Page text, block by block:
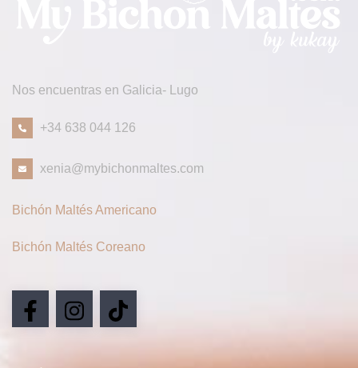
Nos encuentras en Galicia- Lugo
+34 638 044 126
xenia@mybichonmaltes.com
Bichón Maltés Americano
Bichón Maltés Coreano